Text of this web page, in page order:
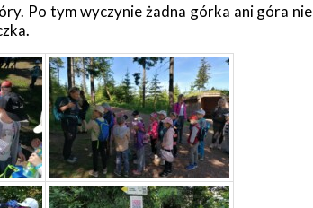
Po tym wyczynie żadna górka ani góra nie